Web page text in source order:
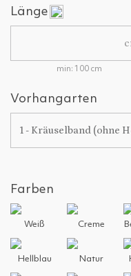
Länge
min: 100 cm
Vorhangarten
1 - Kräuselband (ohne
Farben
Weiß Creme
Hellblau Natur